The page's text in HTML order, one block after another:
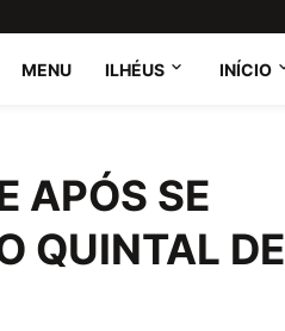
MENU ILHÉUS INÍCIO
APÓS SE
QUINTAL DE